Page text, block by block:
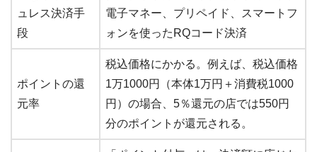
ュレス決済手
段
電子マネー、プリペイド、スマートフ
ォンを使ったRQコード決済
ポイントの還
元率
税込価格にかかる。例えば、税込価格
1万1000円（本体1万円＋消費税1000
円）の場合、5％還元の店では550円
分のポイントが還元される。